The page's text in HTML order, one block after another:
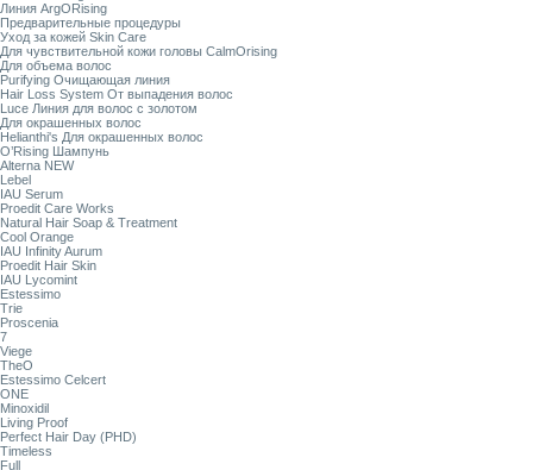
Линия ArgORising
Предварительные процедуры
Уход за кожей Skin Care
Для чувствительной кожи головы CalmOrising
Для объема волос
Purifying Очищающая линия
Hair Loss System От выпадения волос
Luce Линия для волос с золотом
Для окрашенных волос
Helianthi's Для окрашенных волос
O’Rising Шампунь
Alterna NEW
Lebel
IAU Serum
Proedit Care Works
Natural Hair Soap & Treatment
Cool Orange
IAU Infinity Aurum
Proedit Hair Skin
IAU Lycomint
Estessimo
Trie
Proscenia
7
Viege
TheO
Estessimo Celcert
ONE
Minoxidil
Living Proof
Perfect Hair Day (PHD)
Timeless
Full